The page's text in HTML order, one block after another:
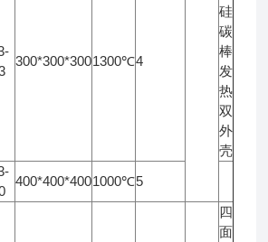
300*300*3001300℃4
硅
碳
棒
发
热
双
外
壳
400*400*4001000℃5
四
面